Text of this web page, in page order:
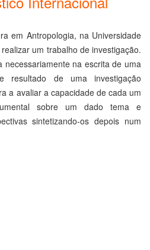
em Antropologia, na Universidade
um trabalho de investigação.
necessariamente na escrita de uma
resultado de uma investigação
a avaliar a capacidade de cada um
sobre um dado tema e
sintetizando-os depois num